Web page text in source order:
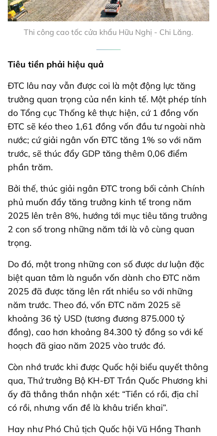
Thi công cao tốc cửa khẩu Hữu Nghị - Chi Lăng.
Tiêu tiền phải hiệu quả
ĐTC lâu nay vẫn được coi là một động lực tăng
trưởng quan trọng của nền kinh tế. Một phép tính
do Tổng cục Thống kê thực hiện, cứ 1 đồng vốn
ĐTC sẽ kéo theo 1,61 đồng vốn đầu tư ngoài nhà
nước; cứ giải ngân vốn ĐTC tăng 1% so với năm
trước, sẽ thúc đẩy GDP tăng thêm 0,06 điểm
phần trăm.
Bởi thế, thúc giải ngân ĐTC trong bối cảnh Chính
phủ muốn đẩy tăng trưởng kinh tế trong năm
2025 lên trên 8%, hướng tới mục tiêu tăng trưởng
2 con số trong những năm tới là vô cùng quan
trọng.
Do đó, một trong những con số được dư luận đặc
biệt quan tâm là nguồn vốn dành cho ĐTC năm
2025 đã được tăng lên rất nhiều so với những
năm trước. Theo đó, vốn ĐTC năm 2025 sẽ
khoảng 36 tỷ USD (tương đương 875.000 tỷ
đồng), cao hơn khoảng 84.300 tỷ đồng so với kế
hoạch đã giao năm 2025 vào trước đó.
Còn nhớ trước khi được Quốc hội biểu quyết thông
qua, Thứ trưởng Bộ KH-ĐT Trần Quốc Phương khi
ấy đã thẳng thắn nhận xét: “Tiền có rồi, địa chỉ
có rồi, nhưng vấn đề là khâu triển khai”.
Hay như Phó Chủ tịch Quốc hội Vũ Hồng Thanh